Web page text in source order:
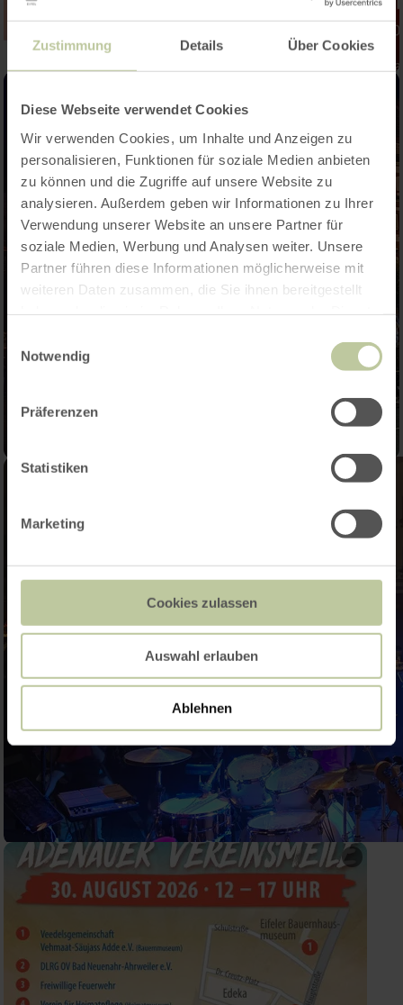
Zustimmung Details Über Cookies
Diese Webseite verwendet Cookies
Wir verwenden Cookies, um Inhalte und Anzeigen zu
personalisieren, Funktionen für soziale Medien anbieten
zu können und die Zugriffe auf unsere Website zu
analysieren. Außerdem geben wir Informationen zu Ihrer
Verwendung unserer Website an unsere Partner für
soziale Medien, Werbung und Analysen weiter. Unsere
Partner führen diese Informationen möglicherweise mit
weiteren Daten zusammen, die Sie ihnen bereitgestellt
Notwendig
Präferenzen
Statistiken
Marketing
Cookies zulassen
Auswahl erlauben
Ablehnen